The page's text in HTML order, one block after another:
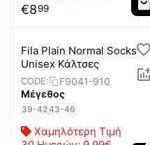
€899
Fila Plain Normal Socks
Unisex Κάλτσες
CODE:
F9041-910
Μέγεθος
39-4243-46
Χαμηλότερη Τιμή